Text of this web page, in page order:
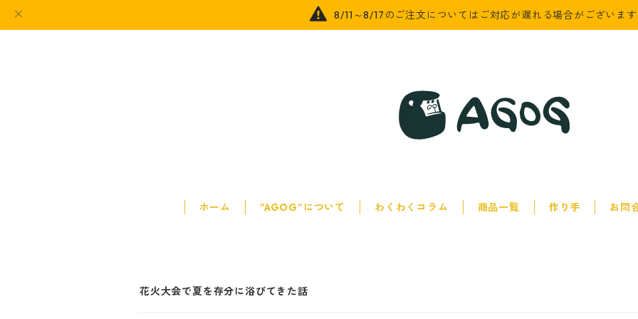
8/11～8/17のご注文についてはご対応が遅れる場合がございます
ホーム ”AGOG”について わくわくコラム 商品一覧 作り手 お問
花火大会で夏を存分に浴びてきた話